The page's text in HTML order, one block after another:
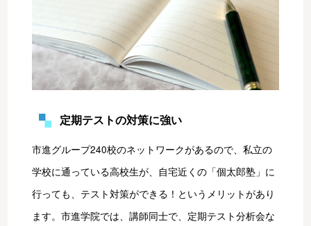
定期テストの対策に強い
市進グループ240校のネットワークがあるので、私立の
学校に通っている高校生が、自宅近くの「個太郎塾」に
行っても、テスト対策ができる！というメリットがあり
ます。市進学院では、講師同士で、定期テスト分析会な